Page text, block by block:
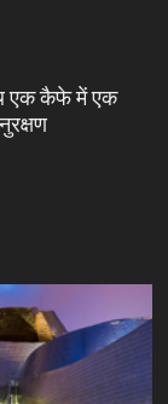
एक कैफे में एक